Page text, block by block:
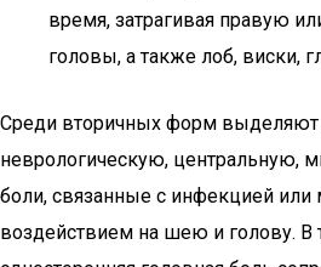
время, затрагивая правую
головы, а также лоб, виски,
Среди вторичных форм выделяют
неврологическую, центральную,
боли, связанные с инфекцией или
воздействием на шею и голову. В